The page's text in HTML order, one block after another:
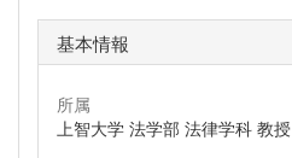
基本情報
所属
上智大学 法学部 法律学科 教授